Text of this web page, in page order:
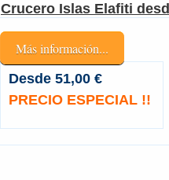
Crucero Islas Elafiti
Más información...
Desde 51,00 €
PRECIO ESPECIAL !!